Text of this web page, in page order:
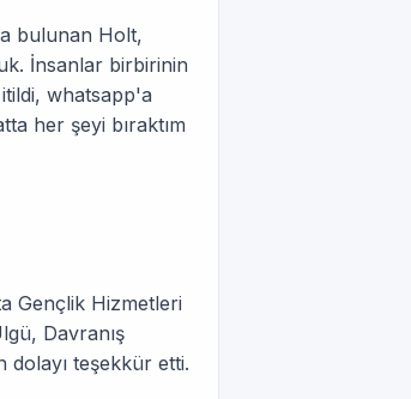
bulunan Holt,
İnsanlar birbirinin
whatsapp'a
her şeyi bıraktım
Gençlik Hizmetleri
Davranış
dolayı teşekkür etti.